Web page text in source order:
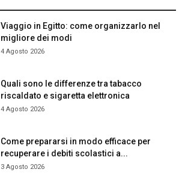
Viaggio in Egitto: come organizzarlo nel
migliore dei modi
4 Agosto 2026
Quali sono le differenze tra tabacco
riscaldato e sigaretta elettronica
4 Agosto 2026
Come prepararsi in modo efficace per
recuperare i debiti scolastici a...
3 Agosto 2026